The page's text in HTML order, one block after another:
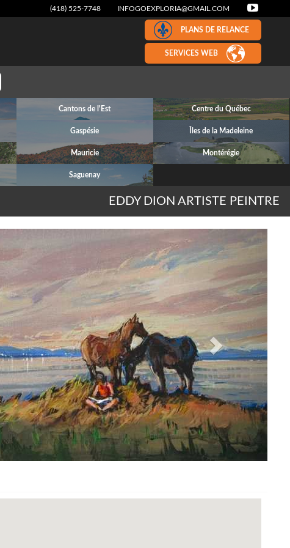
(418) 525-7748 INFOGOEXPLORIA@GMAIL.COM
PLANS DE RELANCE
SERVICES WEB
Cantons de l'Est Centre du Québec
Gaspésie Îles de la Madeleine
Mauricie Montérégie
Saguenay
EDDY DION ARTISTE PEINTRE